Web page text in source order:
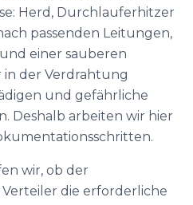
Herd, Durchlauferhitzer
passenden Leitungen,
einer sauberen
der Verdrahtung
und gefährliche
Deshalb arbeiten wir hier
wir, ob der
die erforderliche